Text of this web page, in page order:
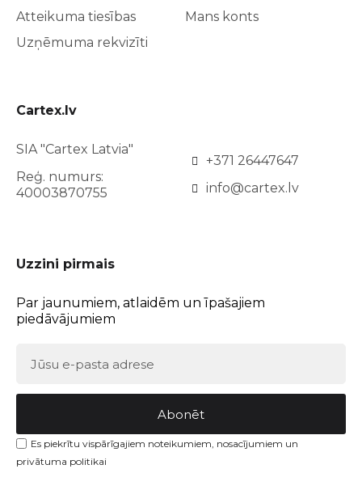
Atteikuma tiesības
Uzņēmuma rekvizīti
Mans konts
Cartex.lv
SIA "Cartex Latvia"
Reģ. numurs:
40003870755
+371 26447647
info@cartex.lv
Uzzini pirmais
Par jaunumiem, atlaidēm un īpašajiem
piedāvājumiem
Abonēt
Es piekrītu vispārīgajiem noteikumiem, nosacījumiem un
privātuma politikai